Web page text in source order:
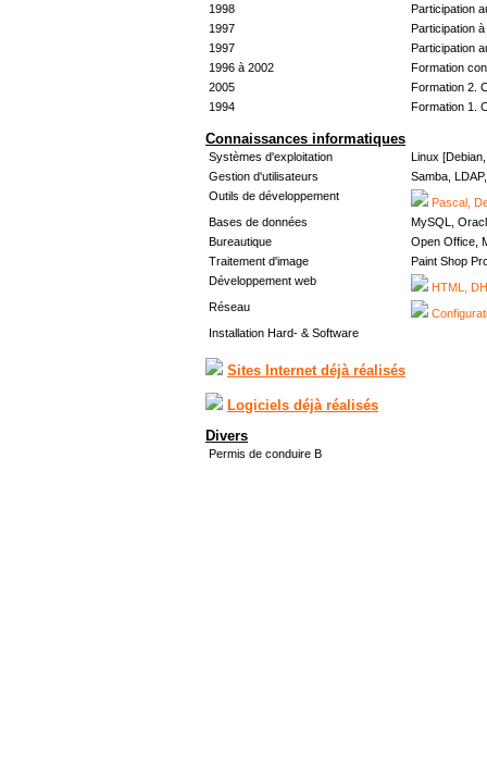
1998
Participation
1997
Participation à
1997
Participation
1996 à 2002
Formation
2005
Formation 2.
1994
Formation 1.
Connaissances informatiques
Systèmes d'exploitation
Linux
Gestion d'utilisateurs
Samba,
Outils de développement
Pascal,
Bases de données
MySQL,
Bureautique
Open Office,
Traitement d'image
Paint Shop
Développement web
HTML,
Réseau
Installation Hard- & Software
Sites Internet déjà réalisés
Logiciels déjà réalisés
Divers
Permis de conduire B